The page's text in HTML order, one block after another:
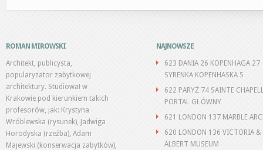
ROMAN MIROWSKI
Architekt, publicysta,
popularyzator zabytkowej
architektury. Studiował w
Krakowie pod kierunkiem takich
profesorów, jak: Krystyna
Wróblewska (rysunek), Jadwiga
Horodyska (rzeźba), Adam
Majewski (konserwacja zabytków),
NAJNOWSZE
623 DANIA 26 KOPENHAGA 27
SYRENKA KOPENHASKA 5
622 PARYŻ 74 SAINTE
PORTAL GŁÓWNY
621 LONDON 137 MARBLE
620 LONDON 136 VICTORIA &
ALBERT MUSEUM